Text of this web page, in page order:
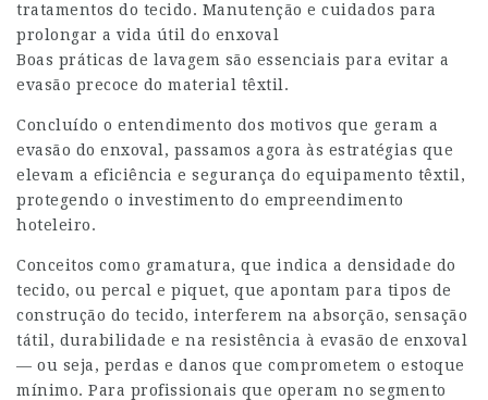
tratamentos do tecido. Manutenção e cuidados para
prolongar a vida útil do enxoval
Boas práticas de lavagem são essenciais para evitar a
evasão precoce do material têxtil.
Concluído o entendimento dos motivos que geram a
evasão do enxoval, passamos agora às estratégias que
elevam a eficiência e segurança do equipamento têxtil,
protegendo o investimento do empreendimento
hoteleiro.
Conceitos como gramatura, que indica a densidade do
tecido, ou percal e piquet, que apontam para tipos de
construção do tecido, interferem na absorção, sensação
tátil, durabilidade e na resistência à evasão de enxoval
— ou seja, perdas e danos que comprometem o estoque
mínimo. Para profissionais que operam no segmento